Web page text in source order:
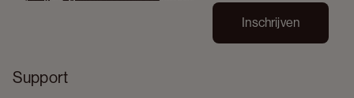
Support
Inschrijven